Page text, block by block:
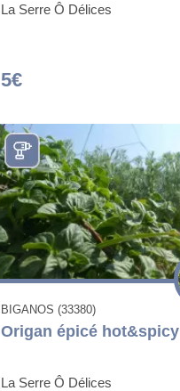
La Serre Ô Délices
5€
BIGANOS (33380)
Origan épicé hot&spicy
La Serre Ô Délices